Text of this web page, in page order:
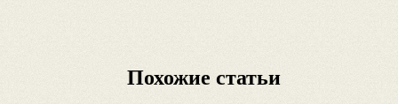
Похожие статьи